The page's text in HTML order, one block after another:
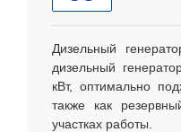
Дизельный
дизельный
кВт, оптимально
также как
участках работы.